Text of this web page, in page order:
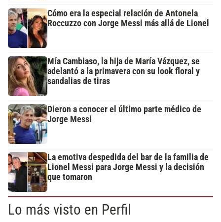
Cómo era la especial relación de Antonela
Roccuzzo con Jorge Messi más allá de Lionel
Mía Cambiaso, la hija de María Vázquez, se
adelantó a la primavera con su look floral y
sandalias de tiras
Dieron a conocer el último parte médico de
Jorge Messi
La emotiva despedida del bar de la familia de
Lionel Messi para Jorge Messi y la decisión
que tomaron
Lo más visto en Perfil